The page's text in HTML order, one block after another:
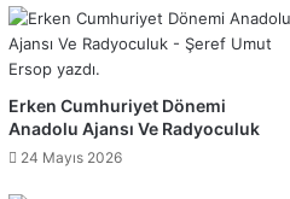
Erken Cumhuriyet Dönemi
Anadolu Ajansı Ve Radyoculuk
24 Mayıs 2026